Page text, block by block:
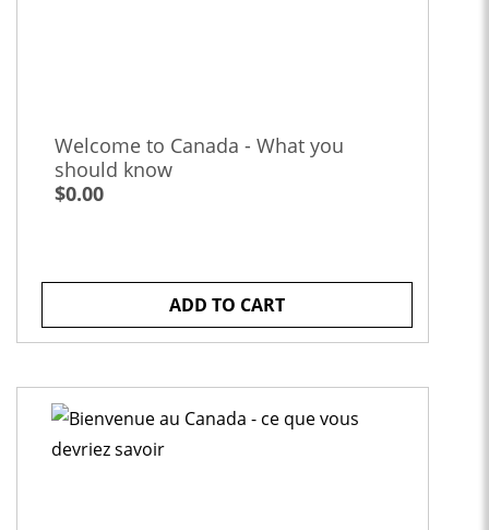
Welcome to Canada - What you
should know
$0.00
ADD TO CART